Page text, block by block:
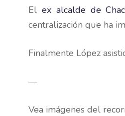
El ex alcalde de
centralización que ha
Finalmente López
—
Vea imágenes del